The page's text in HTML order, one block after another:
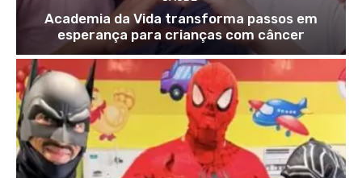
Academia da Vida transforma passos em
esperança para crianças com câncer